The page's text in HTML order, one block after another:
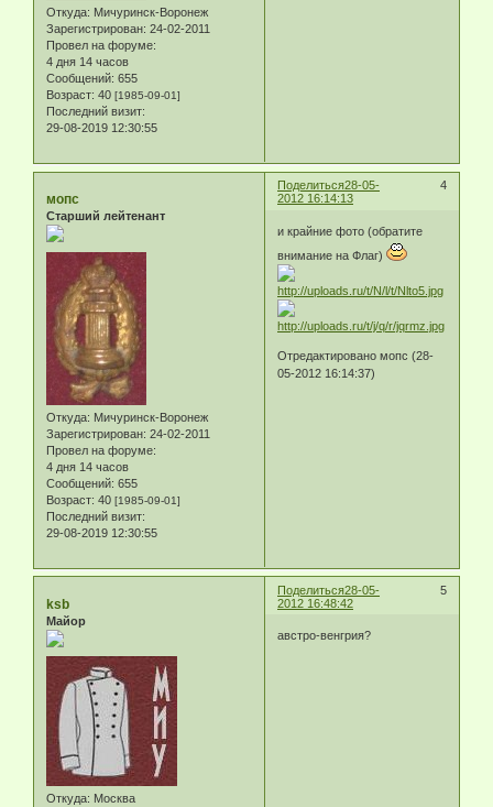
Откуда: Мичуринск-Воронеж
Зарегистрирован: 24-02-2011
Провел на форуме:
4 дня 14 часов
Сообщений: 655
Возраст: 40 [1985-09-01]
Последний визит:
29-08-2019 12:30:55
Поделиться 4
28-05-
2012 16:14:13
мопс
Старший лейтенант
Откуда: Мичуринск-Воронеж
Зарегистрирован: 24-02-2011
Провел на форуме:
4 дня 14 часов
Сообщений: 655
Возраст: 40 [1985-09-01]
Последний визит:
29-08-2019 12:30:55
и крайние фото (обратите
внимание на Флаг)
Отредактировано мопс (28-
05-2012 16:14:37)
Поделиться 5
28-05-
2012 16:48:42
ksb
Майор
Откуда: Москва
австро-венгрия?